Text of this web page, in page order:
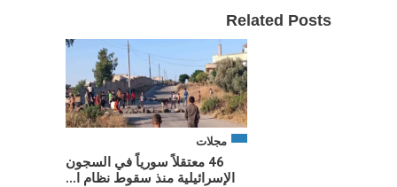
Related Posts
مجلات
46 معتقلاً سورياً في السجون
الإسرائيلية منذ سقوط نظام ا...